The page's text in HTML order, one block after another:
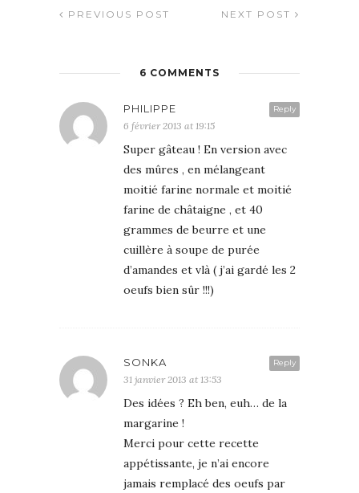
PREVIOUS POST NEXT POST
6 COMMENTS
Reply
PHILIPPE
6 février 2013 at 19:15
Super gâteau ! En version avec
des mûres , en mélangeant
moitié farine normale et moitié
farine de châtaigne , et 40
grammes de beurre et une
cuillère à soupe de purée
d’amandes et vlà ( j’ai gardé les 2
oeufs bien sûr !!!)
Reply
SONKA
31 janvier 2013 at 13:53
Des idées ? Eh ben, euh… de la
margarine !
Merci pour cette recette
appétissante, je n’ai encore
jamais remplacé des oeufs par